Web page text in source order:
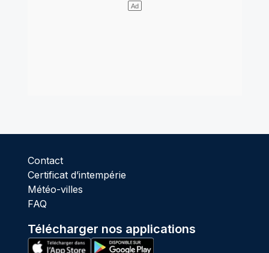
Contact
Certificat d’intempérie
Météo-villes
FAQ
Télécharger nos applications